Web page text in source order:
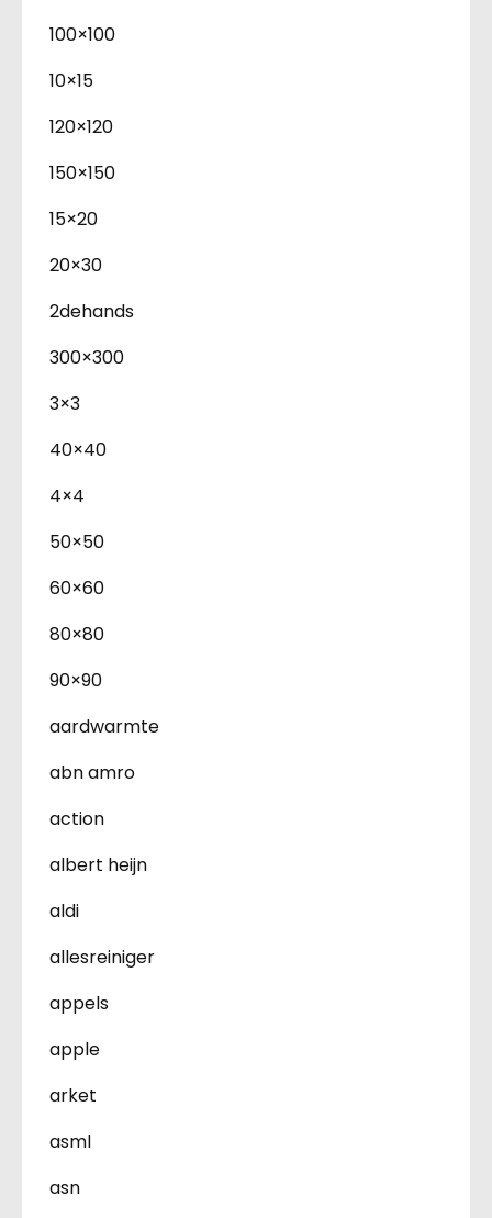
100×100
10×15
120×120
150×150
15×20
20×30
2dehands
300×300
3×3
40×40
4×4
50×50
60×60
80×80
90×90
aardwarmte
abn amro
action
albert heijn
aldi
allesreiniger
appels
apple
arket
asml
asn